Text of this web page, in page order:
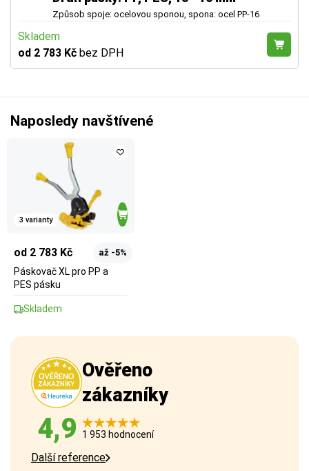
Způsob spoje: ocelovou sponou, spona: ocel PP-16
Skladem
od 2 783 Kč bez DPH
Naposledy navštívené
3 varianty
od 2 783 Kč až -5%
Páskovač XL pro PP a
PES pásku
Skladem
Ověřeno
zákazníky
4,9 1 953 hodnocení
Další reference